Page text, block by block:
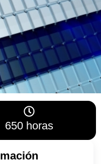
650 horas